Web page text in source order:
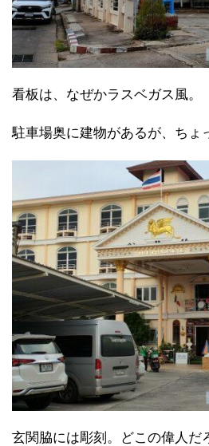
看板は、なぜかラスベガス風。
駐車場奥に建物があるが、ちょ
玄関脇には彫刻。どこの偉人だ